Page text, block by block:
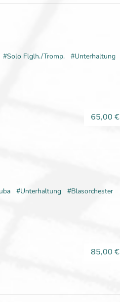
#Solo Flglh./Tromp. #Unterhaltung
65,00 €
#Unterhaltung #Blasorchester
85,00 €